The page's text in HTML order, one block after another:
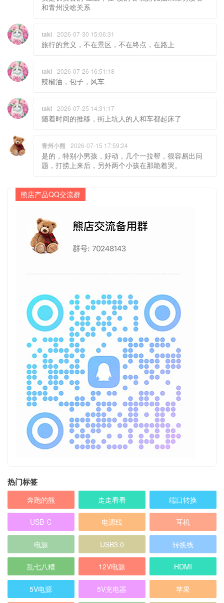
和青州没啥关系
taki 2026-07-30 15:06:31
旅行的意义，不在景区，不在终点，在路上
taki 2026-07-26 16:51:18
辣椒油，包子，风车
taki 2026-07-25 14:31:17
随着时间的推移，街上坑人的人和车都起床了
青州小熊 2026-07-15 17:59:24
是的，特别小男孩，好动，几个一拉帮，很容易出问
题，打捞上来后，另外两个小孩在那跪着哭。
熊店产品QQ交流群
热门标签
奔跑的熊 走走看看 端口转换
USB-C 电源线 耳机
电源 USB3.0 转换线
乱七八糟 12V电源 HDMI
5V电源 5V充电器 苹果